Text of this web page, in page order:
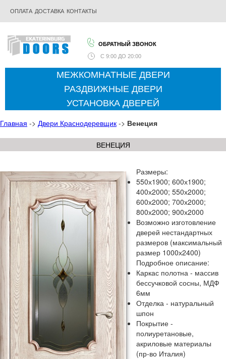
ОПЛАТА ДОСТАВКА КОНТАКТЫ
ОБРАТНЫЙ ЗВОНОК
С 9:00 ДО 20:00
МЕЖКОМНАТНЫЕ ДВЕРИ
РАЗДВИЖНЫЕ ДВЕРИ
УСТАНОВКА ДВЕРЕЙ
Главная -> Двери Краснодеревщик -> Венеция
ВЕНЕЦИЯ
Размеры:
550х1900; 600х1900;
400х2000; 550х2000;
600х2000; 700х2000;
800х2000; 900х2000
Возможно изготовление
дверей нестандартных
размеров (максимальный
размер 1000х2400)
Подробное описание:
Каркас полотна - массив
бессучковой сосны, МДФ
6мм
Отделка - натуральный
шпон
Покрытие -
полиуретановые,
акриловые материалы
(пр-во Италия)